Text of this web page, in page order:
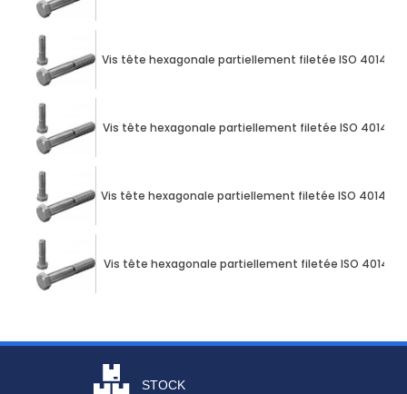
Vis tête hexagonale partiellement filetée ISO 4014 M10
Vis tête hexagonale partiellement filetée ISO 4014 M10
Vis tête hexagonale partiellement filetée ISO 4014 M10
Vis tête hexagonale partiellement filetée ISO 4014 M10
STOCK